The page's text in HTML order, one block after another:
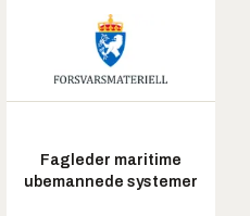
Fagleder maritime
ubemannede systemer